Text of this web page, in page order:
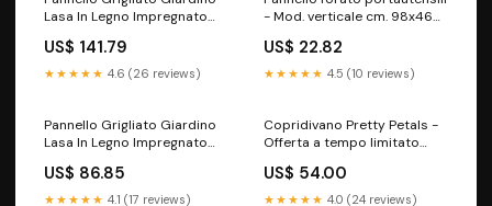
Lasa In Legno Impregnato
Categorie_Sostegni -
Appendiabiti - Portaombrelli
US$ 141.79
★★★★★ 4.6 (26 reviews)
- Mod. verticale cm. 98x46
US$ 22.82
★★★★★ 4.5 (10 reviews)
Pannello Grigliato Giardino
Lasa In Legno Impregnato
Imballaggio > Lubrificanti -
Sbloccanti - Grassi >
US$ 86.85
★★★★★ 4.1 (17 reviews)
Copridivano Pretty Petals -
Offerta a tempo limitato
US$ 54.00
★★★★★ 4.0 (24 reviews)